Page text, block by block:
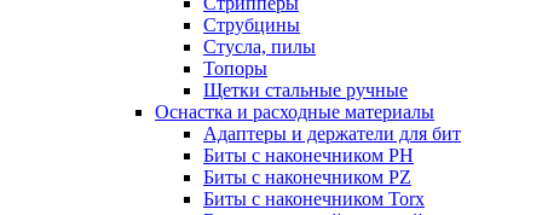
Струбцины
Стусла, пилы
Топоры
Щетки стальные ручные
Оснастка и расходные материалы
Адаптеры и держатели для бит
Биты с наконечником PH
Биты с наконечником PZ
Биты с наконечником Torx